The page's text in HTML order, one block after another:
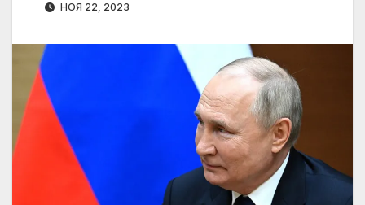
НОЯ 22, 2023